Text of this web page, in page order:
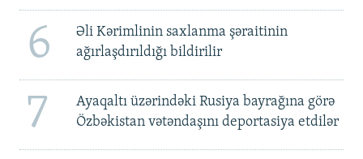
6
Əli Kərimlinin saxlanma şəraitinin
ağırlaşdırıldığı bildirilir
7
Ayaqaltı üzərindəki Rusiya bayrağına görə
Özbəkistan vətəndaşını deportasiya etdilər